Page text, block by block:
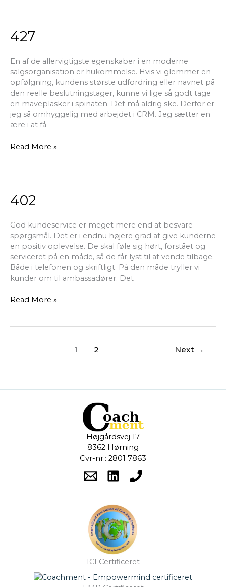
427
En af de allervigtigste egenskaber i en moderne
salgsorganisation er hukommelse. Hvis vi glemmer en
opfølgning, kundens største udfordring eller navnet på
den reelle beslutningstager, kunne vi lige så godt tage
en maveplasker i spinaten. Det må aldrig ske. Derfor er
jeg så omhyggelig med arbejdet i CRM. Jeg sætter en
ære i at få
427
Read More »
402
God kundeservice er meget mere end at besvare
spørgsmål. Det er i endnu højere grad at give kunderne
en positiv oplevelse. De skal føle sig hørt, forstået og
serviceret på en måde, så de får lyst til at vende tilbage.
Både i telefonen og skriftligt. På den måde tryller vi
kunder om til ambassadører. Det
402
Read More »
1 2 Next →
Højgårdsvej 17
8362 Hørning
Cvr-nr.: 2801 7863
ICI Certificeret